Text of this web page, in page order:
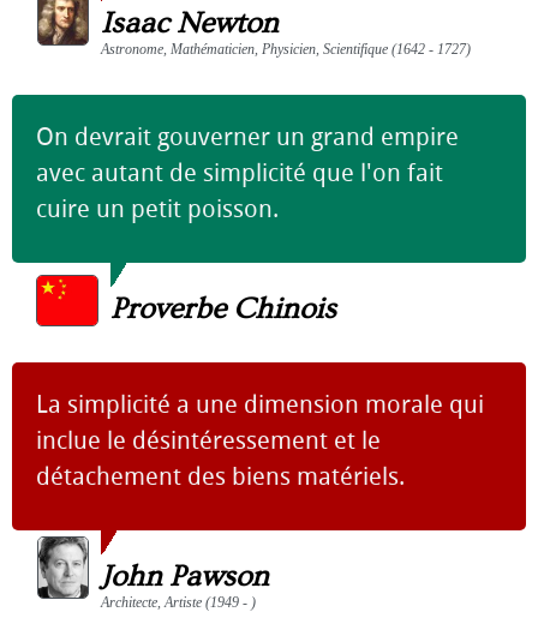
Isaac Newton
Astronome, Mathématicien, Physicien, Scientifique (1642 - 1727)
On devrait gouverner un grand empire
avec autant de simplicité que l'on fait
cuire un petit poisson.
Proverbe Chinois
La simplicité a une dimension morale qui
inclue le désintéressement et le
détachement des biens matériels.
John Pawson
Architecte, Artiste (1949 - )